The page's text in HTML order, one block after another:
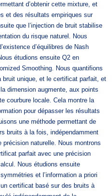
d’obtenir cette mixture, et
et des résultats empiriques sur
que l’injection de bruit stabilise
du risque naturel. Nous
d’équilibres de Nash
étudions ensuite Q2 en
Smoothing. Nous quantifions
bruit unique, et le certificat parfait, et
dimension augmente, aux points
courbure locale. Cela montre la
pour dépasser les résultats
une méthode permettant de
bruits à la fois, indépendamment
naturelle. Nous montrons
parfait avec une précision
Nous étudions ensuite
et l’information a priori
certificat basé sur des bruits à